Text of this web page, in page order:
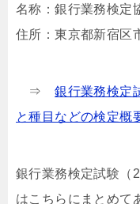
名称：銀行業務検定
住所：東京都新宿区
⇒銀行業務検定
と種目などの検定概
銀行業務検定試験（
はこちらにまとめて